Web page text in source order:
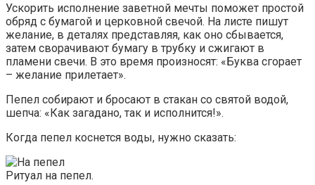
Ускорить исполнение заветной мечты поможет простой
обряд с бумагой и церковной свечой. На листе пишут
желание, в деталях представляя, как оно сбывается,
затем сворачивают бумагу в трубку и сжигают в
пламени свечи. В это время произносят: «Буква сгорает
– желание прилетает».
Пепел собирают и бросают в стакан со святой водой,
шепча: «Как загадано, так и исполнится!».
Когда пепел коснется воды, нужно сказать:
Ритуал на пепел.